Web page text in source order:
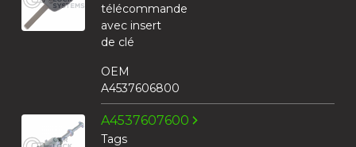
télécommande
avec insert
de clé
OEM
A4537606800
A4537607600
Tags